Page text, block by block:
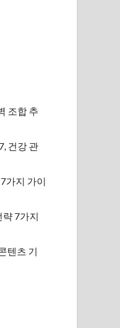
조합 추
건강 관
가지 가이
7가지
텐츠 기